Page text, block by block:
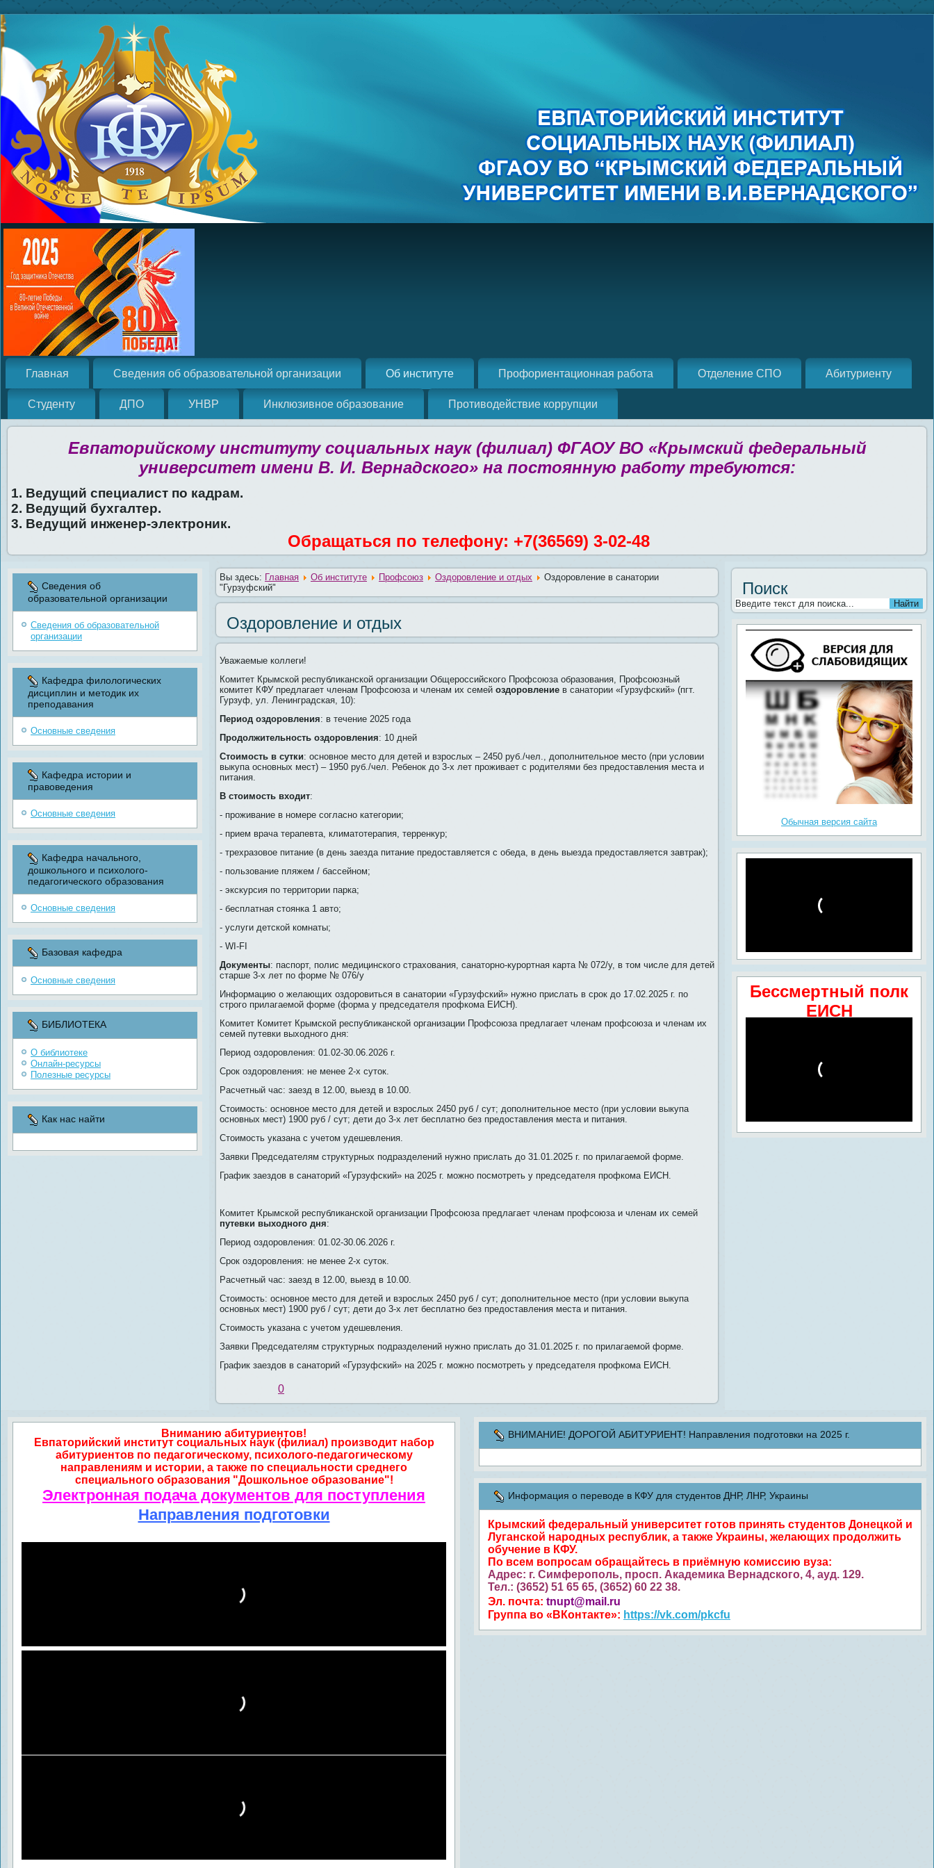
Главная Сведения об образовательной организации Об институте Профориентационная работа Отделение СПО Абитуриенту
Студенту ДПО УНВР Инклюзивное образование Противодействие коррупции
Евпаторийскому институту социальных наук (филиал) ФГАОУ ВО «Крымский федеральный
университет имени В. И. Вернадского» на постоянную работу требуются:
1. Ведущий специалист по кадрам.
2. Ведущий бухгалтер.
3. Ведущий инженер-электроник.
Обращаться по телефону: +7(36569) 3-02-48
Сведения об
образовательной организации
Сведения об образовательной
организации
Кафедра филологических
дисциплин и методик их
преподавания
Основные сведения
Кафедра истории и
правоведения
Основные сведения
Кафедра начального,
дошкольного и психолого-
педагогического образования
Основные сведения
Базовая кафедра
Основные сведения
БИБЛИОТЕКА
О библиотеке
Онлайн-ресурсы
Полезные ресурсы
Как нас найти
Вы здесь: Главная Об институте Профсоюз Оздоровление и отдых
Оздоровление в санатории
"Гурзуфский"
Оздоровление и отдых
Уважаемые коллеги!
Комитет Крымской республиканской организации Общероссийского Профсоюза образования, Профсоюзный
комитет КФУ предлагает членам Профсоюза и членам их семей оздоровление в санатории «Гурзуфский» (пгт.
Гурзуф, ул. Ленинградская, 10):
Период оздоровления: в течение 2025 года
Продолжительность оздоровления: 10 дней
Стоимость в сутки: основное место для детей и взрослых – 2450 руб./чел., дополнительное место (при условии
выкупа основных мест) – 1950 руб./чел. Ребенок до 3-х лет проживает с родителями без предоставления места и
питания.
В стоимость входит:
- проживание в номере согласно категории;
- прием врача терапевта, климатотерапия, терренкур;
- трехразовое питание (в день заезда питание предоставляется с обеда, в день выезда предоставляется завтрак);
- пользование пляжем / бассейном;
- экскурсия по территории парка;
- бесплатная стоянка 1 авто;
- услуги детской комнаты;
- WI-FI
Документы: паспорт, полис медицинского страхования, санаторно-курортная карта № 072/у, в том числе для детей
старше 3-х лет по форме № 076/у
Информацию о желающих оздоровиться в санатории «Гурзуфский» нужно прислать в срок до 17.02.2025 г. по
строго прилагаемой форме (форма у председателя профкома ЕИСН).
Комитет Комитет Крымской республиканской организации Профсоюза предлагает членам профсоюза и членам их
семей путевки выходного дня:
Период оздоровления: 01.02-30.06.2026 г.
Срок оздоровления: не менее 2-х суток.
Расчетный час: заезд в 12.00, выезд в 10.00.
Стоимость: основное место для детей и взрослых 2450 руб / сут; дополнительное место (при условии выкупа
основных мест) 1900 руб / сут; дети до 3-х лет бесплатно без предоставления места и питания.
Стоимость указана с учетом удешевления.
Заявки Председателям структурных подразделений нужно прислать до 31.01.2025 г. по прилагаемой форме.
График заездов в санаторий «Гурзуфский» на 2025 г. можно посмотреть у председателя профкома ЕИСН.
Комитет Крымской республиканской организации Профсоюза предлагает членам профсоюза и членам их семей
путевки выходного дня:
Период оздоровления: 01.02-30.06.2026 г.
Срок оздоровления: не менее 2-х суток.
Расчетный час: заезд в 12.00, выезд в 10.00.
Стоимость: основное место для детей и взрослых 2450 руб / сут; дополнительное место (при условии выкупа
основных мест) 1900 руб / сут; дети до 3-х лет бесплатно без предоставления места и питания.
Стоимость указана с учетом удешевления.
Заявки Председателям структурных подразделений нужно прислать до 31.01.2025 г. по прилагаемой форме.
График заездов в санаторий «Гурзуфский» на 2025 г. можно посмотреть у председателя профкома ЕИСН.
0
Поиск
Обычная версия сайта
Бессмертный полк
ЕИСН
Вниманию абитуриентов!
Евпаторийский институт социальных наук (филиал) производит набор
абитуриентов по педагогическому, психолого-педагогическому
направлениям и истории, а также по специальности среднего
специального образования "Дошкольное образование"!
Электронная подача документов для поступления
Направления подготовки
ВНИМАНИЕ! ДОРОГОЙ АБИТУРИЕНТ! Направления подготовки на 2025 г.
Информация о переводе в КФУ для студентов ДНР, ЛНР, Украины
Крымский федеральный университет готов принять студентов Донецкой и
Луганской народных республик, а также Украины, желающих продолжить
обучение в КФУ.
По всем вопросам обращайтесь в приёмную комиссию вуза:
Адрес: г. Симферополь, просп. Академика Вернадского, 4, ауд. 129.
Тел.: (3652) 51 65 65, (3652) 60 22 38.
Эл. почта: tnupt@mail.ru
Группа во «ВКонтакте»: https://vk.com/pkcfu